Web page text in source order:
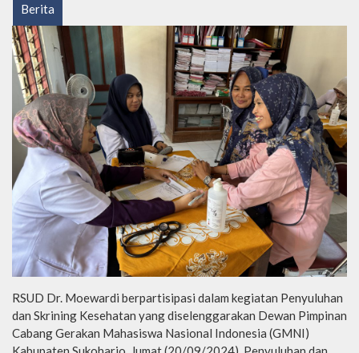
Berita
RSUD Dr. Moewardi berpartisipasi dalam kegiatan Penyuluhan
dan Skrining Kesehatan yang diselenggarakan Dewan Pimpinan
Cabang Gerakan Mahasiswa Nasional Indonesia (GMNI)